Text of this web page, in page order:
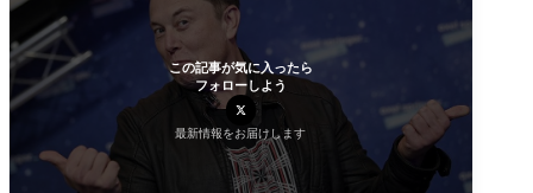
この記事が気に入ったら
フォローしよう
最新情報をお届けします